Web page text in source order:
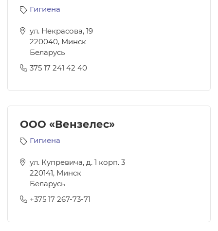
Гигиена
ул. Некрасова, 19
220040, Минск
Беларусь
375 17 241 42 40
ООО «Вензелес»
Гигиена
ул. Купревича, д. 1 корп. 3
220141, Минск
Беларусь
+375 17 267-73-71